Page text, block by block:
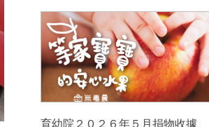
育幼院２０２６年５月捐物收據